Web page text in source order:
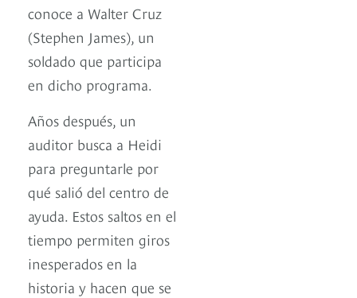
conoce a Walter Cruz
(Stephen James), un
soldado que participa
en dicho programa.
Años después, un
auditor busca a Heidi
para preguntarle por
qué salió del centro de
ayuda. Estos saltos en el
tiempo permiten giros
inesperados en la
historia y hacen que se